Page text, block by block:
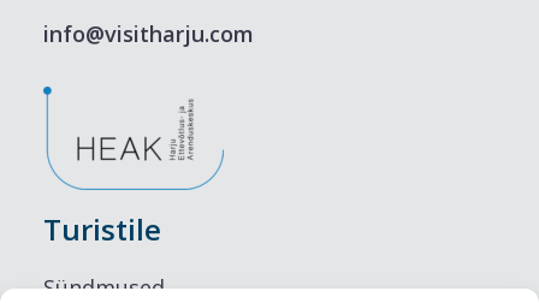
info@visitharju.com
Turistile
Sündmused